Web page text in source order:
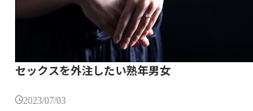
セックスを外注したい熟年男女
2023/07/03